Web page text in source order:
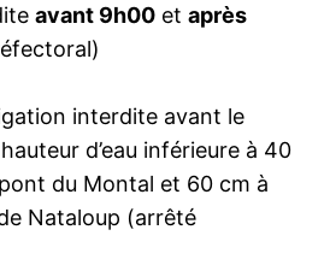
avant 9h00 etaprès
interdite avant le
d’eau inférieure à 40
du Montal et 60 cm à
Nataloup (arrêté